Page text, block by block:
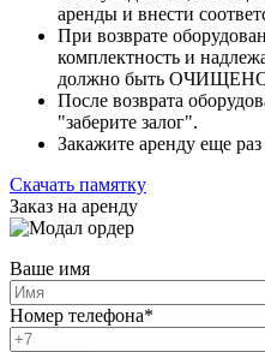
аренды и внести
При возврате
комплектность и
должно быть
После возврата
"заберите залог".
Закажите аренду еще
Скачать памятку
Заказ на аренду
Ваше имя
Номер телефона*